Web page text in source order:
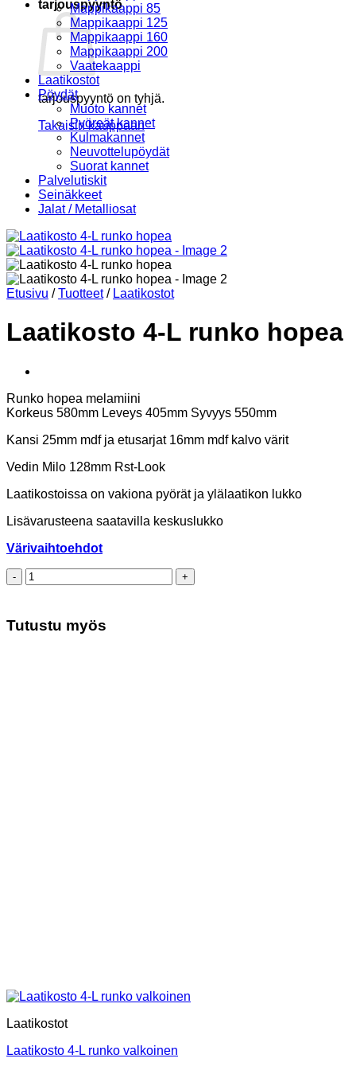
tarjouspyyntö
tarjouspyyntö on tyhjä.
Takaisin kauppaan
Mappikaappi 85
Mappikaappi 125
Mappikaappi 160
Mappikaappi 200
Vaatekaappi
Laatikostot
Pöydät
Muoto kannet
Pyöreät kannet
Kulmakannet
Neuvottelupöydät
Suorat kannet
Palvelutiskit
Seinäkkeet
Jalat / Metalliosat
Etusivu / Tuotteet / Laatikostot
Laatikosto 4-L runko hopea
Runko hopea melamiini
Korkeus 580mm Leveys 405mm Syvyys 550mm
Kansi 25mm mdf ja etusarjat 16mm mdf kalvo värit
Vedin Milo 128mm Rst-Look
Laatikostoissa on vakiona pyörät ja ylälaatikon lukko
Lisävarusteena saatavilla keskuslukko
Värivaihtoehdot
Laatikosto
4-
hopea
Tutustu myös
Laatikostot
Laatikosto 4-L runko valkoinen